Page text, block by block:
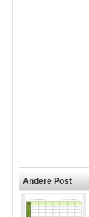
Andere Post